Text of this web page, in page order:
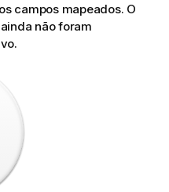
campos mapeados. O
não foram